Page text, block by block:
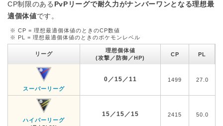
CP制限のある PvPリーグで耐久力がナンバーワンとなる理想最
適個体値です。
※ CP = 理想最適個体値のときのCP数値
※ PL = 理想最適個体値のときのポケモンレベル
リーグ
理想個体値
(攻撃／防御／HP)
CP PL
スーパーリーグ
0／15／11 1499 27.0
ハイパーリーグ
15／15／15 2415 50.0